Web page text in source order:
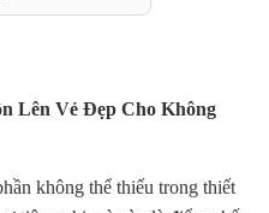
Lên Vẻ Đẹp Cho Không
không thể thiếu trong thiết